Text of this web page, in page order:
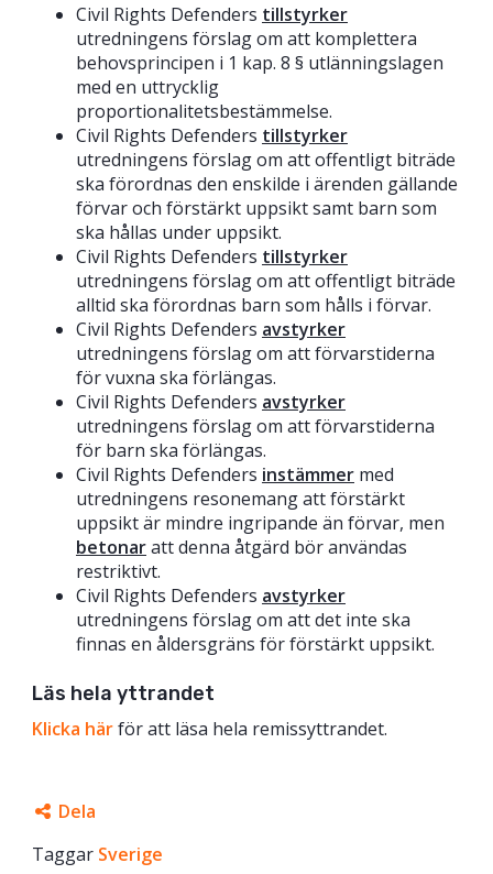
Civil Rights Defenders tillstyrker
utredningens förslag om att komplettera
behovsprincipen i 1 kap. 8 § utlänningslagen
med en uttrycklig
proportionalitetsbestämmelse.
Civil Rights Defenders tillstyrker
utredningens förslag om att offentligt biträde
ska förordnas den enskilde i ärenden gällande
förvar och förstärkt uppsikt samt barn som
ska hållas under uppsikt.
Civil Rights Defenders tillstyrker
utredningens förslag om att offentligt biträde
alltid ska förordnas barn som hålls i förvar.
Civil Rights Defenders avstyrker
utredningens förslag om att förvarstiderna
för vuxna ska förlängas.
Civil Rights Defenders avstyrker
utredningens förslag om att förvarstiderna
för barn ska förlängas.
Civil Rights Defenders instämmer med
utredningens resonemang att förstärkt
uppsikt är mindre ingripande än förvar, men
betonaratt denna åtgärd bör användas
restriktivt.
Civil Rights Defenders avstyrker
utredningens förslag om att det inte ska
finnas en åldersgräns för förstärkt uppsikt.
Läs hela yttrandet
Klicka härför att läsa hela remissyttrandet.
Dela
Facebook
Taggar Sverige